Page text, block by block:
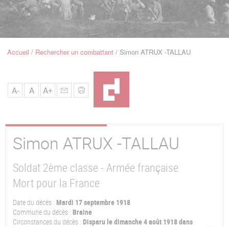
Navigation
FilAccueil Rechercher un combattant Simon ATRUX -TALLAU
A- A A+
Simon ATRUX -TALLAU
Soldat 2ème classe - Armée française
Mort pour la France
Date du décès : Mardi 17 septembre 1918
Commune du décès : Braine
Circonstances du décès : Disparu le dimanche 4 août 1918 dans